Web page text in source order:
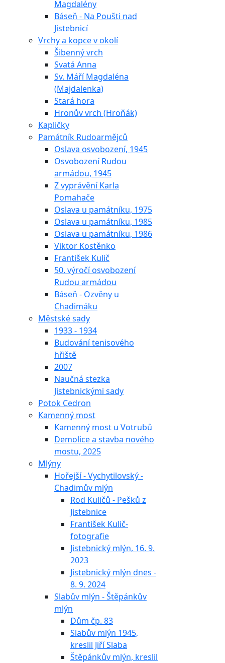
Magdalény
Báseň - Na Poušti nad
Jistebnicí
Vrchy a kopce v okolí
Šibenný vrch
Svatá Anna
Sv. Máří Magdaléna
(Majdalenka)
Stará hora
Hronův vrch (Hroňák)
Kapličky
Památník Rudoarmějců
Oslava osvobození, 1945
Osvobození Rudou
armádou, 1945
Z vyprávění Karla
Pomahače
Oslava u památníku, 1975
Oslava u památníku, 1985
Oslava u památníku, 1986
Viktor Kostěnko
František Kulič
50. výročí osvobození
Rudou armádou
Báseň - Ozvěny u
Chadimáku
Městské sady
1933 - 1934
Budování tenisového
hřiště
2007
Naučná stezka
Jistebnickými sady
Potok Cedron
Kamenný most
Kamenný most u Votrubů
Demolice a stavba nového
mostu, 2025
Mlýny
Hořejší - Vychytilovský -
Chadimův mlýn
Rod Kuličů - Pešků z
Jistebnice
František Kulič-
fotografie
Jistebnický mlýn, 16. 9.
2023
Jistebnický mlýn dnes -
8. 9. 2024
Slabův mlýn - Štěpánkův
mlýn
Dům čp. 83
Slabův mlýn 1945,
kreslil Jiří Slaba
Štěpánkův mlýn, kreslil